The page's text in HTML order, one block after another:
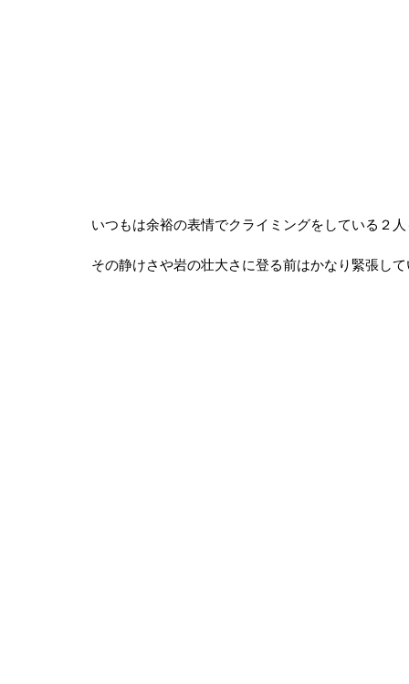
いつもは余裕の表情でクライミングをしている２
その静けさや岩の壮大さに登る前はかなり緊張し